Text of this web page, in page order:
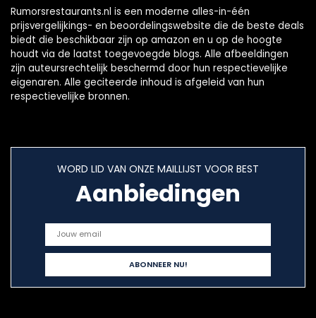
Rumorsrestaurants.nl is een moderne alles-in-één
prijsvergelijkings- en beoordelingswebsite die de beste deals
biedt die beschikbaar zijn op amazon en u op de hoogte
houdt via de laatst toegevoegde blogs. Alle afbeeldingen
zijn auteursrechtelijk beschermd door hun respectievelijke
eigenaren. Alle geciteerde inhoud is afgeleid van hun
respectievelijke bronnen.
WORD LID VAN ONZE MAILLIJST VOOR BEST
Aanbiedingen